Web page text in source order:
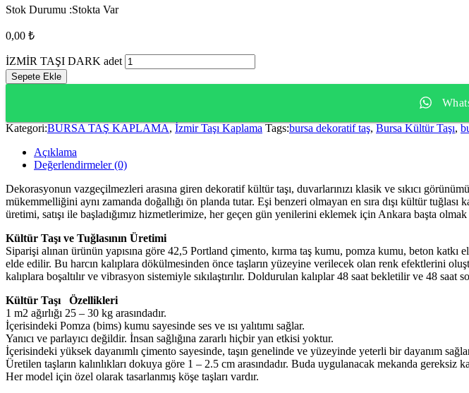
Stok Durumu :Stokta Var
0,00 ₺
İZMİR TAŞI DARK adet
Sepete Ekle
Kategori:BURSA TAŞ KAPLAMA, İzmir Taşı Kaplama Tags:bursa dekoratif taş, Bursa Kültür Taşı,
Açıklama
Değerlendirmeler (0)
Dekorasyonun vazgeçilmezleri arasına giren dekoratif kültür taşı, duvarlarınızı klasik ve sıkıcı
mükemmelliğini aynı zamanda doğallığı ön planda tutar. Eşi benzeri olmayan en sıra dışı kültür
üretimi, satışı ile başladığımız hizmetlerimize, her geçen gün yenilerini eklemek için Ankara başta
Kültür Taşı ve Tuğlasının Üretimi
Siparişi alınan ürünün yapısına göre 42,5 Portland çimento, kırma taş kumu, pomza kumu, beton
elde edilir. Bu harcın kalıplara dökülmesinden önce taşların yüzeyine verilecek olan renk efektlerini
kalıplara boşaltılır ve vibrasyon sistemiyle sıkılaştırılır. Doldurulan kalıplar 48 saat bekletilir ve 48 saat
Kültür Taşı Özellikleri
1 m2 ağırlığı 25 – 30 kg arasındadır.
İçerisindeki Pomza (bims) kumu sayesinde ses ve ısı yalıtımı sağlar.
Yanıcı ve parlayıcı değildir. İnsan sağlığına zararlı hiçbir yan etkisi yoktur.
İçerisindeki yüksek dayanımlı çimento sayesinde, taşın genelinde ve yüzeyinde yeterli bir dayanım
Üretilen taşların kalınlıkları dokuya göre 1 – 2.5 cm arasındadır. Buda uygulanacak mekanda gereksiz
Her model için özel olarak tasarlanmış köşe taşları vardır.